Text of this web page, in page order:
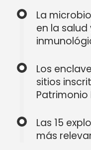
La
en la salud
Los
sitios
Patrimonio
Las 15
más